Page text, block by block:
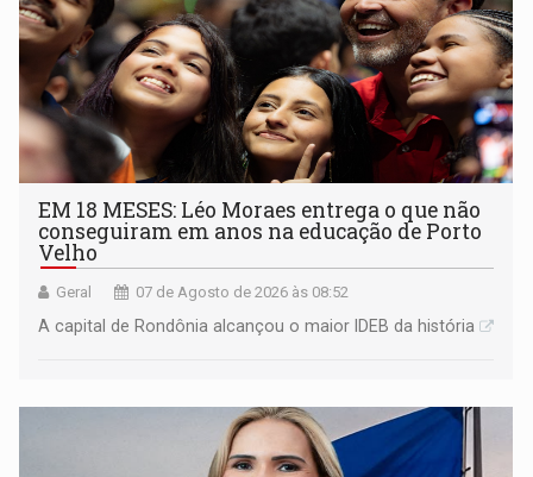
EM 18 MESES: Léo Moraes entrega o que não
conseguiram em anos na educação de Porto
Velho
Geral 07 de Agosto de 2026 às 08:52
A capital de Rondônia alcançou o maior IDEB da história